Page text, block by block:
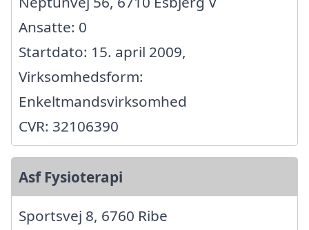
Ansatte: 0
Startdato: 15. april 2009,
Virksomhedsform:
Enkeltmandsvirksomhed
CVR: 32106390
Asf Fysioterapi
Sportsvej 8, 6760 Ribe